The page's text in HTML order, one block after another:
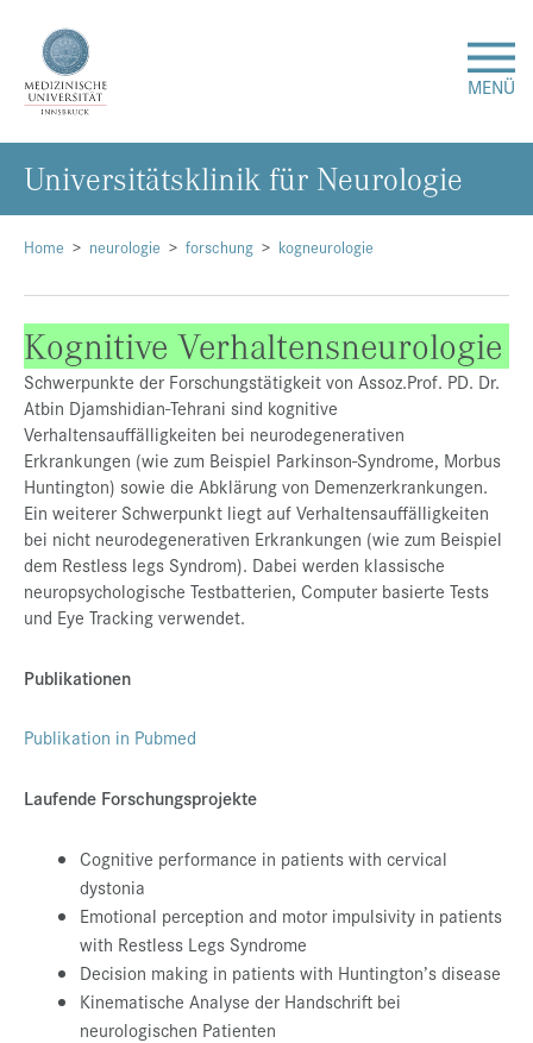
MENÜ
Forschung
Studium & Lehre
Krankenversorgung
Über uns
Internationales
Events
Presse
Jobs
Service-Links
Home neurologie forschung kogneurologie
Kognitive Verhaltensneurologie
Schwerpunkte der Forschungstätigkeit von Assoz.Prof. PD. Dr.
Atbin Djamshidian-Tehrani sind kognitive
Verhaltensauffälligkeiten bei neurodegenerativen
Erkrankungen (wie zum Beispiel Parkinson-Syndrome, Morbus
Huntington) sowie die Abklärung von Demenzerkrankungen.
Ein weiterer Schwerpunkt liegt auf Verhaltensauffälligkeiten
bei nicht neurodegenerativen Erkrankungen (wie zum Beispiel
dem Restless legs Syndrom). Dabei werden klassische
neuropsychologische Testbatterien, Computer basierte Tests
und Eye Tracking verwendet.
Publikationen
Publikation in Pubmed
Laufende Forschungsprojekte
Cognitive performance in patients with cervical
dystonia
Emotional perception and motor impulsivity in patients
with Restless Legs Syndrome
Decision making in patients with Huntington’s disease
Kinematische Analyse der Handschrift bei
neurologischen Patienten
Uni­ver­si­täts­kli­nik für Neu­ro­lo­gie